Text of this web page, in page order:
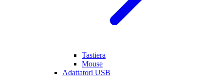
Tastiera
Mouse
Adattatori USB